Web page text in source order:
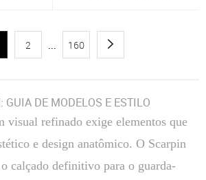
2 ... 160
GUIA DE MODELOS E ESTILO
visual refinado exige elementos que
e design anatômico. O Scarpin
calçado definitivo para o guarda-